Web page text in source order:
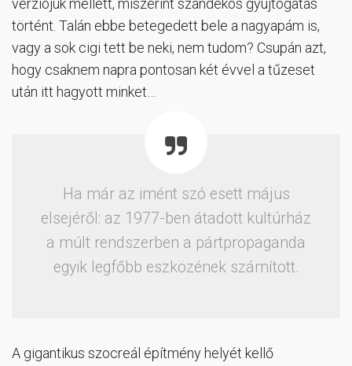
verziójuk mellett, miszerint szándékos gyújtogatás
történt. Talán ebbe betegedett bele a nagyapám is,
vagy a sok cigi tett be neki, nem tudom? Csupán azt,
hogy csaknem napra pontosan két évvel a tűzeset
után itt hagyott minket…
Ha már az imént szó esett május
elsejéről: az 1977-ben átadott kultúrház
a múlt rendszerben a pártpropaganda
egyik legfőbb eszközének számított.
A gigantikus szocreál építmény helyét kellő